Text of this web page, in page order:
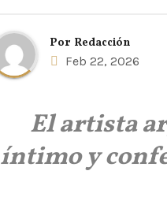
Por Redacción
Feb 22, 2026
El artista
íntimo y